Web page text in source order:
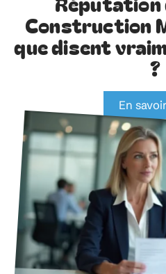
Construction
que disent
?
En